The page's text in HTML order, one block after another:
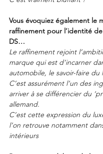
Vous évoquiez également le
raffinement pour l’identité
DS…
Le raffinement rejoint
marque qui est d’incarner
automobile, le savoir-faire du
C’est assurément l’un des
arriver à se différencier du
allemand.
C’est cette expression du
l’on retrouve notamment
intérieurs